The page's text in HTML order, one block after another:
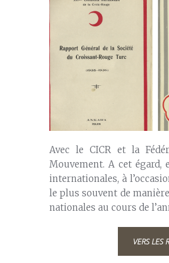
Avec le CICR et la
Mouvement. A cet
internationales, à
le plus souvent de
nationales au cours de
VERS LES